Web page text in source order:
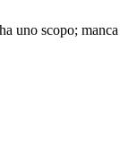
uno scopo;